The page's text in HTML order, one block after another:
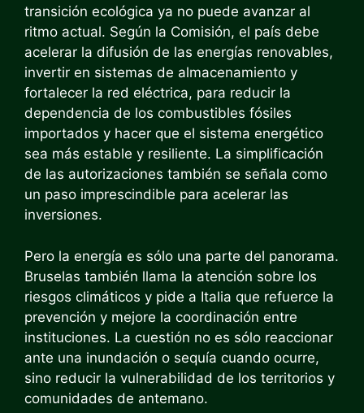
transición ecológica ya no puede avanzar al
ritmo actual. Según la Comisión, el país debe
acelerar la difusión de las energías renovables,
invertir en sistemas de almacenamiento y
fortalecer la red eléctrica, para reducir la
dependencia de los combustibles fósiles
importados y hacer que el sistema energético
sea más estable y resiliente. La simplificación
de las autorizaciones también se señala como
un paso imprescindible para acelerar las
inversiones.
Pero la energía es sólo una parte del panorama.
Bruselas también llama la atención sobre los
riesgos climáticos y pide a Italia que refuerce la
prevención y mejore la coordinación entre
instituciones. La cuestión no es sólo reaccionar
ante una inundación o sequía cuando ocurre,
sino reducir la vulnerabilidad de los territorios y
comunidades de antemano.